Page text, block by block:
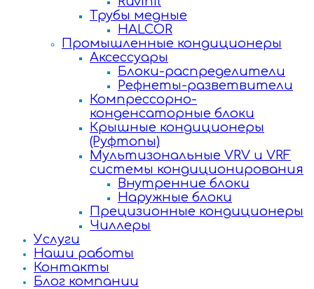
Трубы медные
HALCOR
Промышленные кондиционеры
Аксессуары
Блоки-распределители
Рефнеты-разветвители
Компрессорно-
конденсаторные блоки
Крышные кондиционеры
(Руфтопы)
Мультизональные VRV и VRF
системы кондиционирования
Внутренние блоки
Наружные блоки
Прецизионные кондиционеры
Чиллеры
Услуги
Наши работы
Контакты
Блог компании